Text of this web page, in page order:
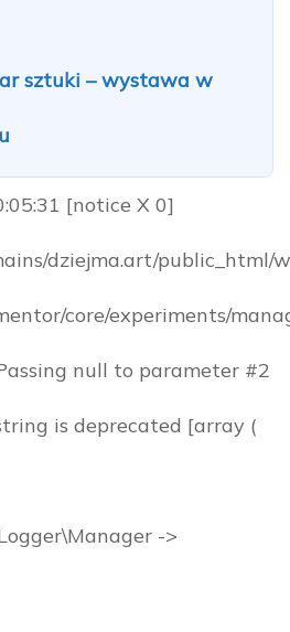
sztuki – wystawa w
[notice X 0]
dziejma.art/public_html/
core/experiments/
null to parameter #2
is deprecated [array (
->